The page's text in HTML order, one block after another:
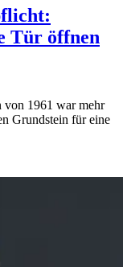
Tür öffnen
von 1961 war mehr
Grundstein für eine